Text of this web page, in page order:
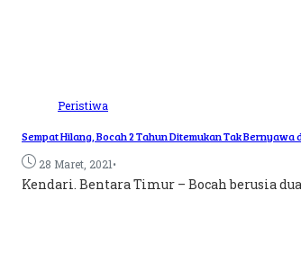
Peristiwa
Sempat Hilang, Bocah 2 Tahun Ditemukan Tak Bernyawa
28 Maret, 2021•
Kendari. Bentara Timur – Bocah berusia